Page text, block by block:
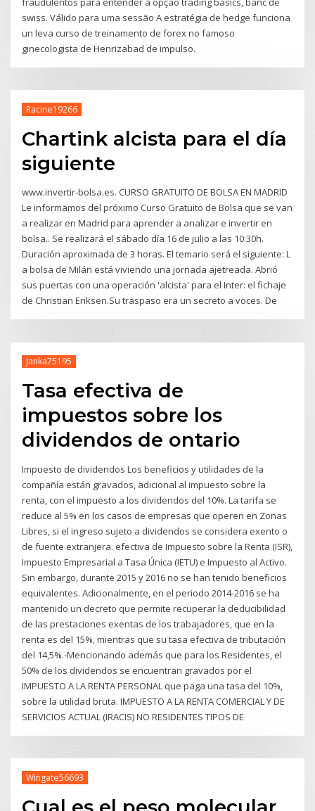
swiss. Válido para uma sessão A estratégia de hedge funciona
un leva curso de treinamento de forex no famoso
ginecologista de Henrizabad de impulso.
Racine19266
Chartink alcista para el día
siguiente
www.invertir-bolsa.es. CURSO GRATUITO DE BOLSA EN MADRID
Le informamos del próximo Curso Gratuito de Bolsa que se van
a realizar en Madrid para aprender a analizar e invertir en
bolsa.. Se realizará el sábado día 16 de julio a las 10:30h.
Duración aproximada de 3 horas. El temario será el siguiente: L
a bolsa de Milán está viviendo una jornada ajetreada. Abrió
sus puertas con una operación 'alcista' para el Inter: el fichaje
de Christian Eriksen.Su traspaso era un secreto a voces. De
Janka75195
Tasa efectiva de
impuestos sobre los
dividendos de ontario
Impuesto de dividendos Los beneficios y utilidades de la
compañía están gravados, adicional al impuesto sobre la
renta, con el impuesto a los dividendos del 10%. La tarifa se
reduce al 5% en los casos de empresas que operen en Zonas
Libres, si el ingreso sujeto a dividendos se considera exento o
de fuente extranjera. efectiva de Impuesto sobre la Renta (ISR),
Impuesto Empresarial a Tasa Única (IETU) e Impuesto al Activo.
Sin embargo, durante 2015 y 2016 no se han tenido beneficios
equivalentes. Adicionalmente, en el periodo 2014-2016 se ha
mantenido un decreto que permite recuperar la deducibilidad
de las prestaciones exentas de los trabajadores, que en la
renta es del 15%, mientras que su tasa efectiva de tributación
del 14,5%.-Mencionando además que para los Residentes, el
50% de los dividendos se encuentran gravados por el
IMPUESTO A LA RENTA PERSONAL que paga una tasa del 10%,
sobre la utilidad bruta. IMPUESTO A LA RENTA COMERCIAL Y DE
SERVICIOS ACTUAL (IRACIS) NO RESIDENTES TIPOS DE
Wingate56693